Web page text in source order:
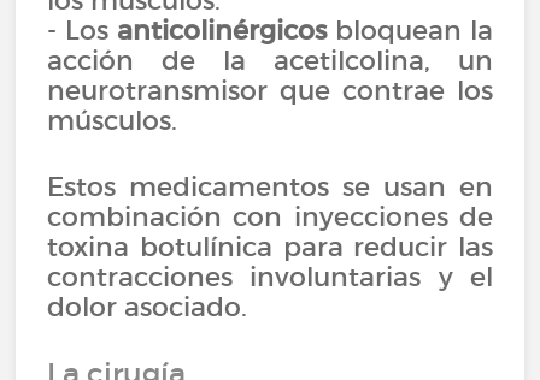
- Los anticolinérgicosbloquean la
acción de la acetilcolina, un
neurotransmisor que contrae los
músculos.
Estos medicamentos se usan en
combinación con inyecciones de
toxina botulínica para reducir las
contracciones involuntarias y el
dolor asociado.